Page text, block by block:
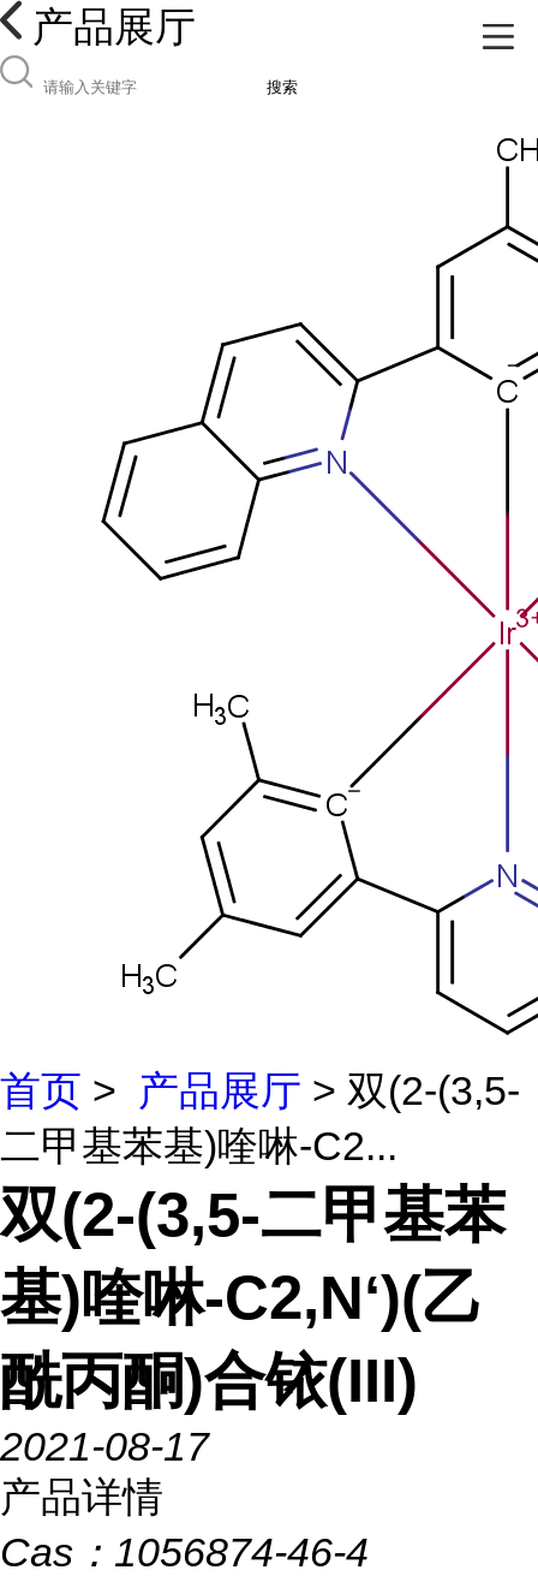
产品展厅
搜索
首页 > 产品展厅 > 双(2-(3,5-
二甲基苯基)喹啉-C2...
双(2-(3,5-二甲基苯
基)喹啉-C2,N‘)(乙
酰丙酮)合铱(III)
2021-08-17
产品详情
Cas： 1056874-46-4